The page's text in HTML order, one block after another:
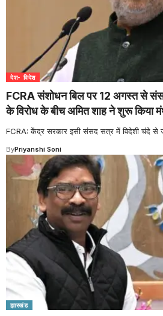
देश- विदेश
FCRA संशोधन बिल पर 12 अगस्त से संसद
के विरोध के बीच अमित शाह ने शुरू किया
FCRA: केंद्र सरकार इसी संसद सत्र में विदेशी चंदे से
ByPriyanshi Soni
झारखंड